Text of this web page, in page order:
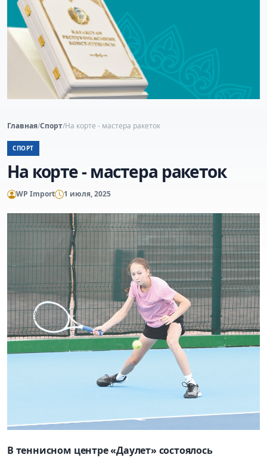
Главная/Спорт/На корте - мастера ракеток
СПОРТ
На корте - мастера ракеток
WP Import 1 июля, 2025
В теннисном центре «Даулет» состоялось